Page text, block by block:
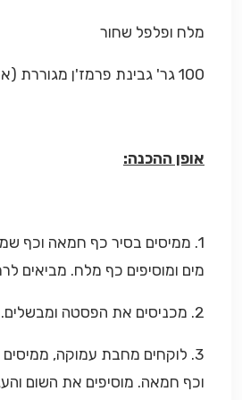
מלח ופלפל שחור
100 גר' גבינת פרמז'ן מגוררת (אפשר גם בלי)
אופן ההכנה:
1. ממיסים בסיר כף חמאה וכף
מים ומוסיפים כף מלח. מביאים
2. מכניסים את הפסטה ומבשלים.